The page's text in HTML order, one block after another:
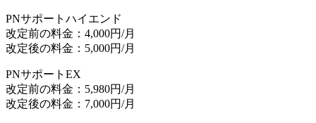
PNサポートハイエンド
改定前の料金：4,000円/月
改定後の料金：5,000円/月
PNサポートEX
改定前の料金：5,980円/月
改定後の料金：7,000円/月